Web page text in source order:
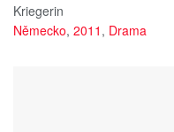
Kriegerin
Německo, 2011 , Drama